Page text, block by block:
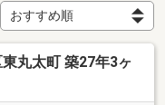
丸太町 築27年3ヶ